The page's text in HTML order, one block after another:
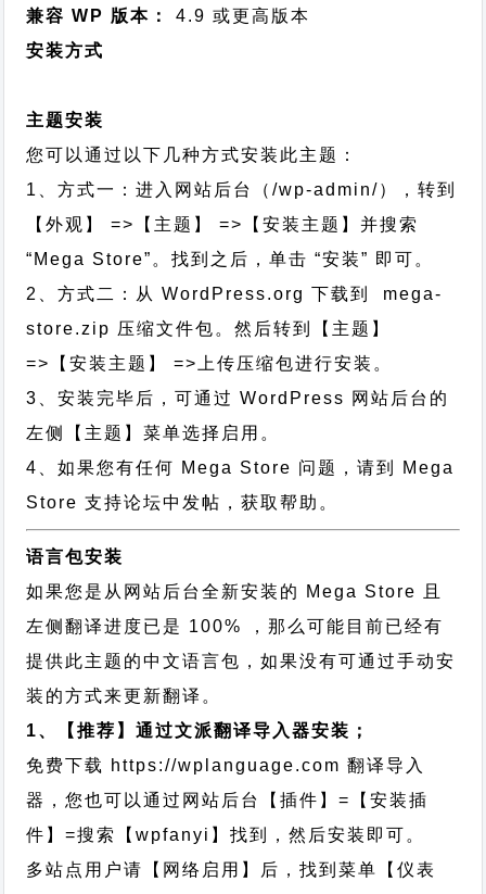
兼容 WP 版本：
4.9 或更高版本
安装方式
主题安装
您可以通过以下几种方式安装此主题：
1、方式一：进入网站后台（/wp-admin/），转到
【外观】 =>【主题】 =>【安装主题】并搜索
“Mega Store”。找到之后，单击 “安装” 即可。
2、方式二：从 WordPress.org 下载到 mega-
store.zip 压缩文件包。然后转到【主题】
=>【安装主题】 =>上传压缩包进行安装。
3、安装完毕后，可通过 WordPress 网站后台的
左侧【主题】菜单选择启用。
4、如果您有任何 Mega Store 问题，请到 Mega
Store 支持论坛中发帖，获取帮助。
语言包安装
如果您是从网站后台全新安装的 Mega Store 且
左侧翻译进度已是 100% ，那么可能目前已经有
提供此主题的中文语言包，如果没有可通过手动安
装的方式来更新翻译。
1、【推荐】通过文派翻译导入器安装；
免费下载 https://wplanguage.com 翻译导入
器，您也可以通过网站后台【插件】=【安装插
件】=搜索【wpfanyi】找到，然后安装即可。
多站点用户请【网络启用】后，找到菜单【仪表